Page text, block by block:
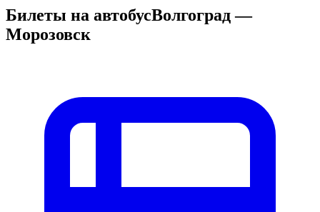
Билеты на автобусВолгоград —
Морозовск